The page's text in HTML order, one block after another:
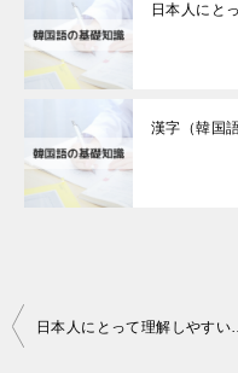
日本人にと
漢字（韓国
投
日本人にとって